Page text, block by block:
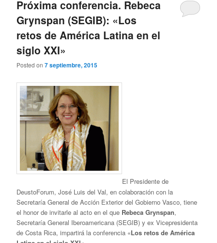
Próxima conferencia. Rebeca
Grynspan (SEGIB): «Los
retos de América Latina en el
siglo XXI»
Posted on7 septiembre, 2015
El Presidente de
DeustoForum, José Luis del Val, en colaboración con la
Secretaría General de Acción Exterior del Gobierno Vasco, tiene
el honor de invitarle al acto en el que Rebeca Grynspan,
Secretaría General Iberoamericana (SEGIB) y ex Vicepresidenta
de Costa Rica, impartirá la conferencia «Los retos de América